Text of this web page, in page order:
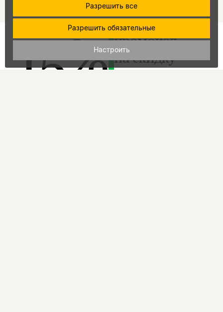
15% промокод
на скидку
Разрешить все
Разрешить обязательные
Настроить